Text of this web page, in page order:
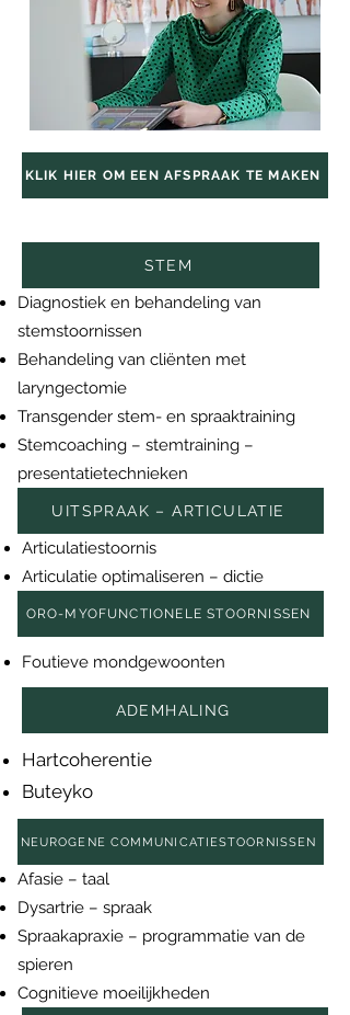
KLIK HIER OM EEN AFSPRAAK TE MAKEN
PROBLEMATIEKEN
STEM
Diagnostiek en behandeling van
stemstoornissen
Behandeling van cliënten met
laryngectomie
Transgender stem- en spraaktraining
Stemcoaching – stemtraining –
presentatietechnieken
UITSPRAAK – ARTICULATIE
Articulatiestoornis
Articulatie optimaliseren – dictie
ORO-MYOFUNCTIONELE STOORNISSEN
Foutieve mondgewoonten
ADEMHALING
Hartcoherentie
Buteyko
NEUROGENE COMMUNICATIESTOORNISSEN
Afasie – taal
Dysartrie – spraak
Spraakapraxie – programmatie van de
spieren
Cognitieve moeilijkheden